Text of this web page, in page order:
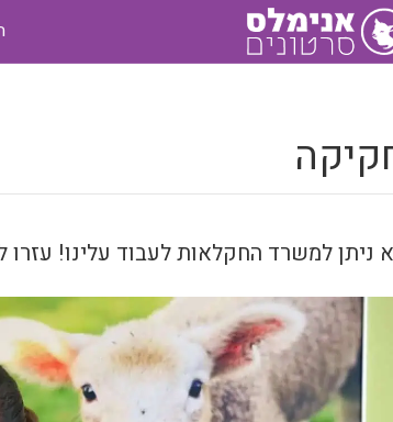
ניתן למשרד החקלאות לעבוד עלינו! עזרו